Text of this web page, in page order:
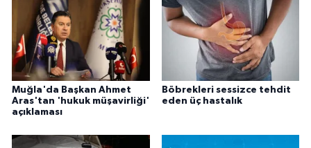
Muğla'da Başkan Ahmet
Aras'tan 'hukuk müşavirliği'
açıklaması
Böbrekleri sessizce tehdit
eden üç hastalık